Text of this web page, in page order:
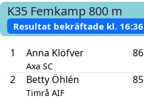
K35 Femkamp 800 m
Resultat bekräftade kl. 16:36
1 Anna Klöfver
Axa SC
86
2 Betty Öhlén
Timrå AIF
85